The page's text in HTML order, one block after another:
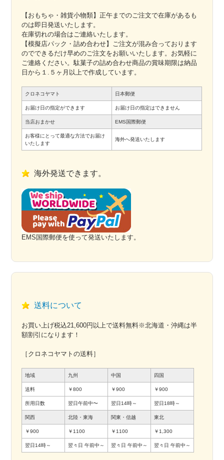
【おもちゃ・雑貨小物類】正午までのご注文で在庫があるも
のは即日発送いたします。
在庫切れの場合はご連絡いたします。
【模擬店パック・詰め合わせ】ご注文が混み合っております
のでできるだけ早めのご注文をお願いいたします。お気軽に
ご連絡ください。駄菓子の詰め合わせ商品の賞味期限は納品
日から１.５ヶ月以上で作成しています。
クロネコヤマト 日本郵便
お届け日の指定ができます お届け日の指定はできません
当店おまかせ EMS国際郵便
お客様にとって最適な方法でお届け
いたします
海外へ発送いたします
海外発送できます。
EMS国際郵便を使って発送いたします。
送料について
お買い上げ税込21,600円以上で送料無料※北海道・沖縄は半
額割引になります！
［クロネコヤマトの送料］
地域 九州 中国 四国
送料 ￥800 ￥900 ￥900
所用日数 翌日午前中〜 翌日14時～ 翌日18時～
関西 北陸・東海 関東・信越 東北
￥900 ￥1100 ￥1100 ￥1,300
翌日14時～ 翌々日 午前中～ 翌々日 午前中～ 翌々日 午前中～